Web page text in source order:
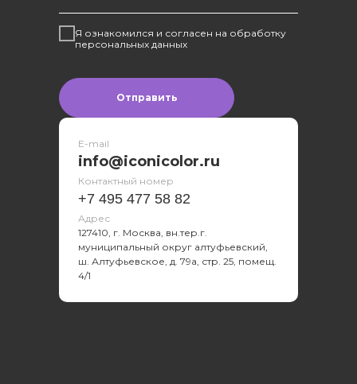
Я ознакомился и согласен на обработку
персональных данных
Отправить
E-mail
info@iconicolor.ru
Контактный номер
+7 495 477 58 82
Адрес
127410, г. Москва, вн.тер.г.
муниципальный округ алтуфьевский,
ш. Алтуфьевское, д. 79а, стр. 25, помещ.
4/1